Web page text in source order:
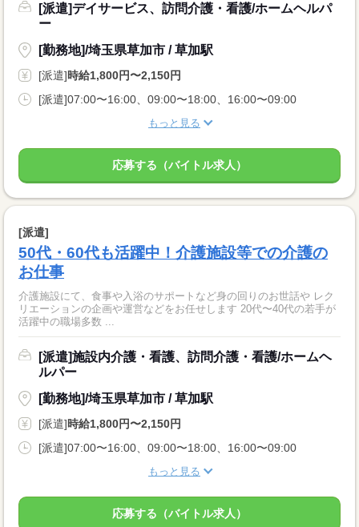
[派遣]デイサービス、訪問介護・看護/ホームヘルパ
ー
[勤務地]/埼玉県草加市 / 草加駅
[派遣]時給1,800円〜2,150円
[派遣]07:00〜16:00、09:00〜18:00、16:00〜09:00
もっと見る
応募する（バイトル求人）
[派遣]
50代・60代も活躍中！介護施設等での介護の
お仕事
介護施設にて、食事や入浴のサポートなど身の回りのお世話や レク
リエーションの企画や運営などをお任せします 20代〜40代の若手が
活躍中の職場多数 ...
[派遣]施設内介護・看護、訪問介護・看護/ホームヘ
ルパー
[勤務地]/埼玉県草加市 / 草加駅
[派遣]時給1,800円〜2,150円
[派遣]07:00〜16:00、09:00〜18:00、16:00〜09:00
もっと見る
応募する（バイトル求人）